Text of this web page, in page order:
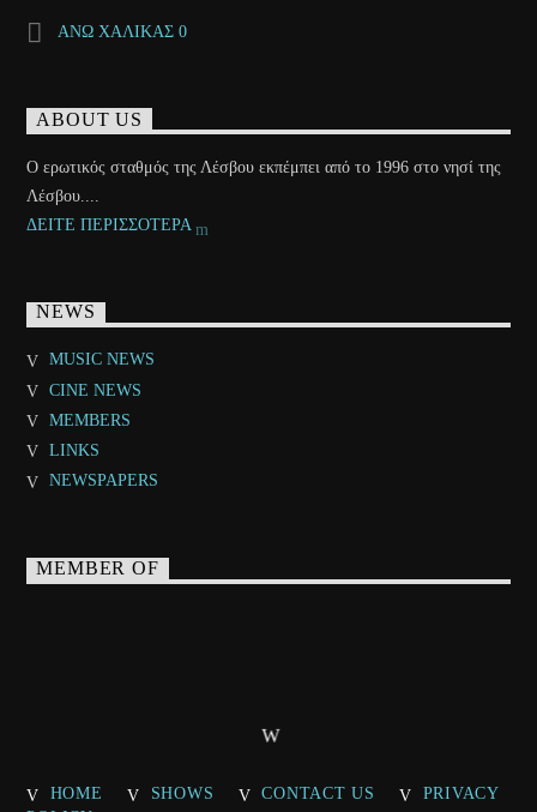
ΑΝΩ ΧΑΛΙΚΑΣ 0
ABOUT US
Ο ερωτικός σταθμός της Λέσβου εκπέμπει από το 1996 στο νησί της
Λέσβου....
ΔΕΙΤΕ ΠΕΡΙΣΣΟΤΕΡΑ
NEWS
MUSIC NEWS
CINE NEWS
MEMBERS
LINKS
NEWSPAPERS
MEMBER OF
HOME SHOWS CONTACT US
PRIVACY